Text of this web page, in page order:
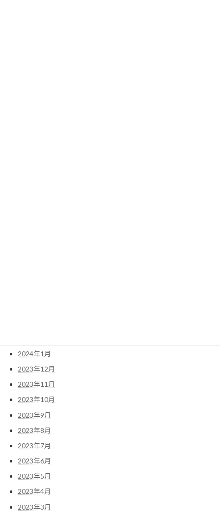
2024年1月
2023年12月
2023年11月
2023年10月
2023年9月
2023年8月
2023年7月
2023年6月
2023年5月
2023年4月
2023年3月